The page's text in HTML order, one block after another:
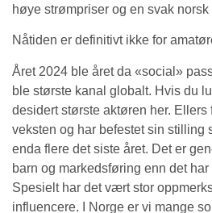
høye strømpriser og en svak norsk
Nåtiden er definitivt ikke for
Året 2024 ble året da «social»
ble største kanal globalt. Hvis du
desidert største aktøren her. Ellers
veksten og har befestet sin stilling
enda flere det siste året. Det er
barn og markedsføring enn det
Spesielt har det vært stor
influencere. I Norge er vi mange